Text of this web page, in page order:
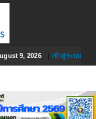
9, 2026| เข้าสู่ระบบ